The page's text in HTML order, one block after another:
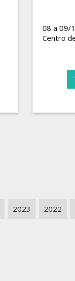
08 a 09/
Centro
2023 2022